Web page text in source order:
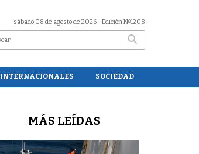
sábado 08 de agosto de 2026 - Edición Nº1208
INTERNACIONALES SOCIEDAD
MÁS LEÍDAS